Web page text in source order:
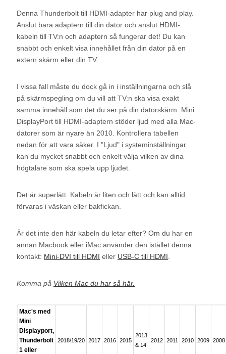
Denna Thunderbolt till HDMI-adapter har plug and play.
Anslut bara adaptern till din dator och anslut HDMI-
kabeln till TV:n och adaptern så fungerar det! Du kan
snabbt och enkelt visa innehållet från din dator på en
extern skärm eller din TV.
I vissa fall måste du dock gå in i inställningarna och slå
på skärmspegling om du vill att TV:n ska visa exakt
samma innehåll som det du ser på din datorskärm. Mini
DisplayPort till HDMI-adaptern stöder ljud med alla Mac-
datorer som är nyare än 2010. Kontrollera tabellen
nedan för att vara säker. I "Ljud" i systeminställningar
kan du mycket snabbt och enkelt välja vilken av dina
högtalare som ska spela upp ljudet.
Det är superlätt. Kabeln är liten och lätt och kan alltid
förvaras i väskan eller bakfickan.
Är det inte den här kabeln du letar efter? Om du har en
annan Macbook eller iMac använder den istället denna
kontakt: Mini-DVI till HDMI eller USB-C till HDMI
Komma på Vilken Mac du har så här.
Mac's med
Mini
Displayport,
Thunderbolt
1 eller
2018/19/20 2017 2016 2015
2013
& 14
2012 2011 2010 2009 2008